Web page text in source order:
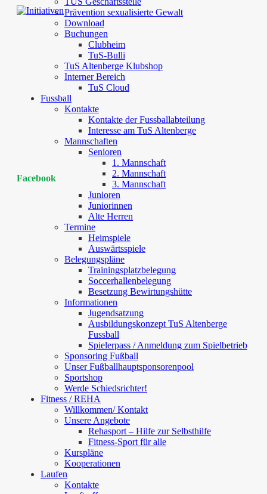
Prävention sexualisierte Gewalt
Download
Buchungen
Clubheim
TuS-Bulli
TuS Altenberge Klubshop
Interner Bereich
TuS Cloud
Fussball
Kontakte
Kontakte der Fussballabteilung
Interesse am TuS Altenberge
Mannschaften
Senioren
1. Mannschaft
2. Mannschaft
3. Mannschaft
Junioren
Juniorinnen
Alte Herren
Termine
Heimspiele
Auswärtsspiele
Belegungspläne
Trainingsplatzbelegung
Soccerhallenbelegung
Besetzung Bewirtungshütte
Informationen
Jugendsatzung
Ausbildungskonzept TuS Altenberge
Fussball
Spielerpass / Anmeldung zum Spielbetrieb
Sponsoring Fußball
Unser Fußballhauptsponsorenpool
Sportshop
Werde Schiedsrichter!
Fitness / REHA
Willkommen/ Kontakt
Unsere Angebote
Rehasport – Hilfe zur Selbsthilfe
Fitness-Sport für alle
Kurspläne
Kooperationen
Laufen
Kontakte
Facebook